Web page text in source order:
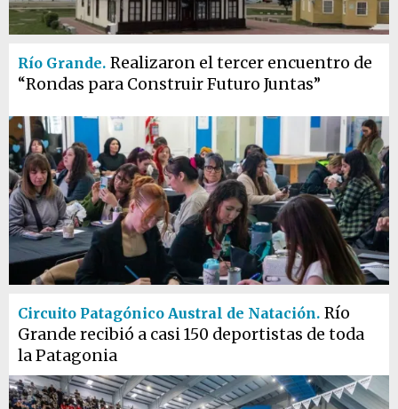
Río Grande. Realizaron el tercer encuentro de
“Rondas para Construir Futuro Juntas”
Circuito Patagónico Austral de Natación. Río
Grande recibió a casi 150 deportistas de toda
la Patagonia